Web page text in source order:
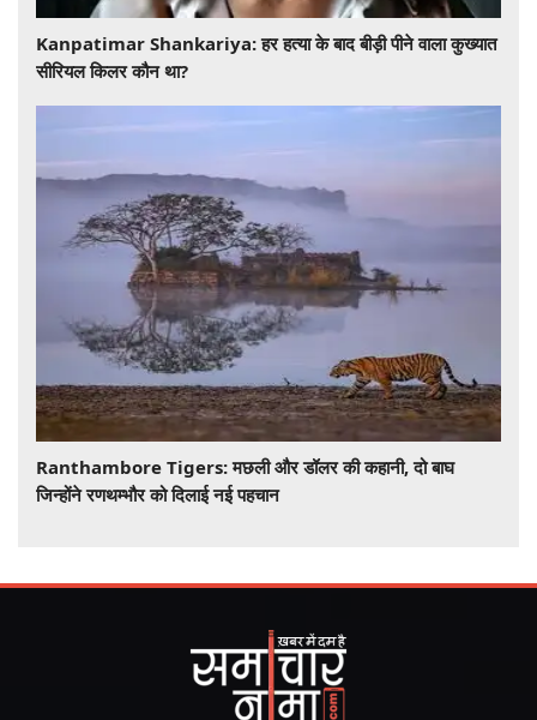
​​​​​​​Kanpatimar Shankariya: हर हत्या के बाद बीड़ी पीने वाला कुख्यात
सीरियल किलर कौन था?
Ranthambore Tigers: मछली और डॉलर की कहानी, दो बाघ
जिन्होंने रणथम्भौर को दिलाई नई पहचान